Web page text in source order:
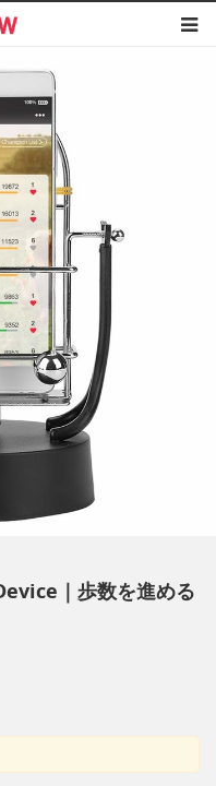
｜歩数を進める